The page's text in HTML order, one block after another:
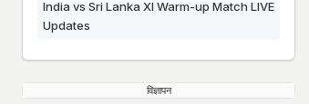
India vs Sri Lanka XI Warm-up Match LIVE
Updates
विज्ञापन